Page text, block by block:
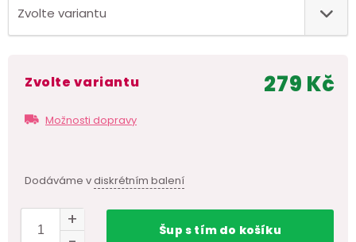
Zvolte variantu
Možnosti dopravy
Dodáváme vdiskrétním balení
279 Kč
Šups tímdo košíku